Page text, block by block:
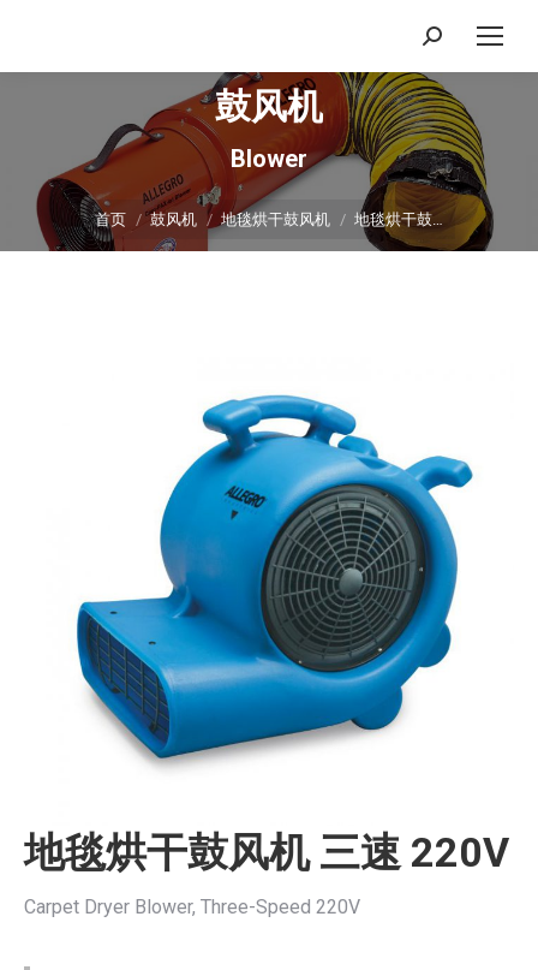
搜
索：
鼓风机
Blower
你在这里：
首页 鼓风机 地毯烘干鼓风机 地毯烘干鼓…
地毯烘干鼓风机 三速 220V
Carpet Dryer Blower, Three-Speed 220V